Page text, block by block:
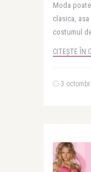
Moda
clasica,
costumul
CITEȘTE ÎN
3